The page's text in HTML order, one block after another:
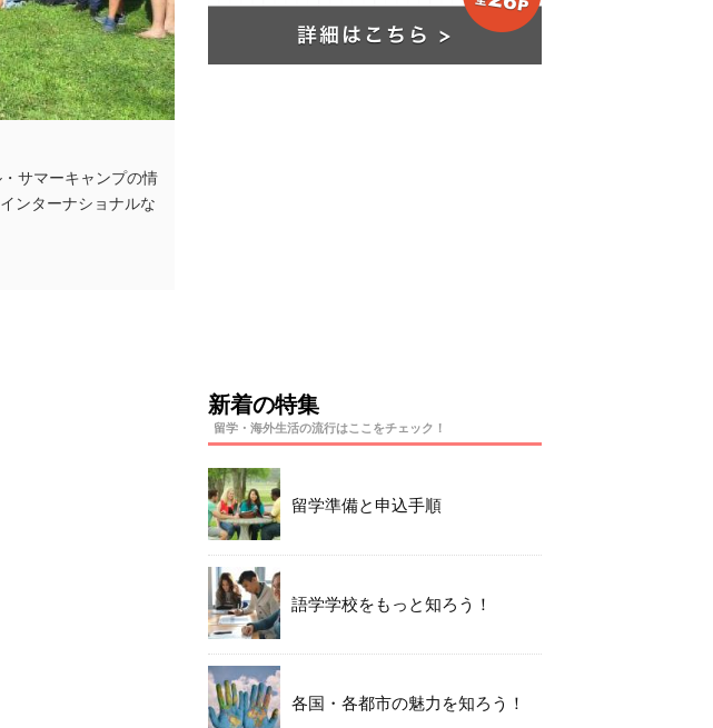
サマーキャンプの情
ンターナショナルな
新着の特集
留学・海外生活の流行はここをチェック！
留学準備と申込手順
語学学校をもっと知ろう！
各国・各都市の魅力を知ろう！